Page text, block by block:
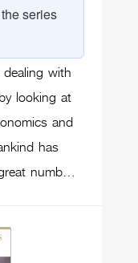
series
with
looking at
and
has
numb…